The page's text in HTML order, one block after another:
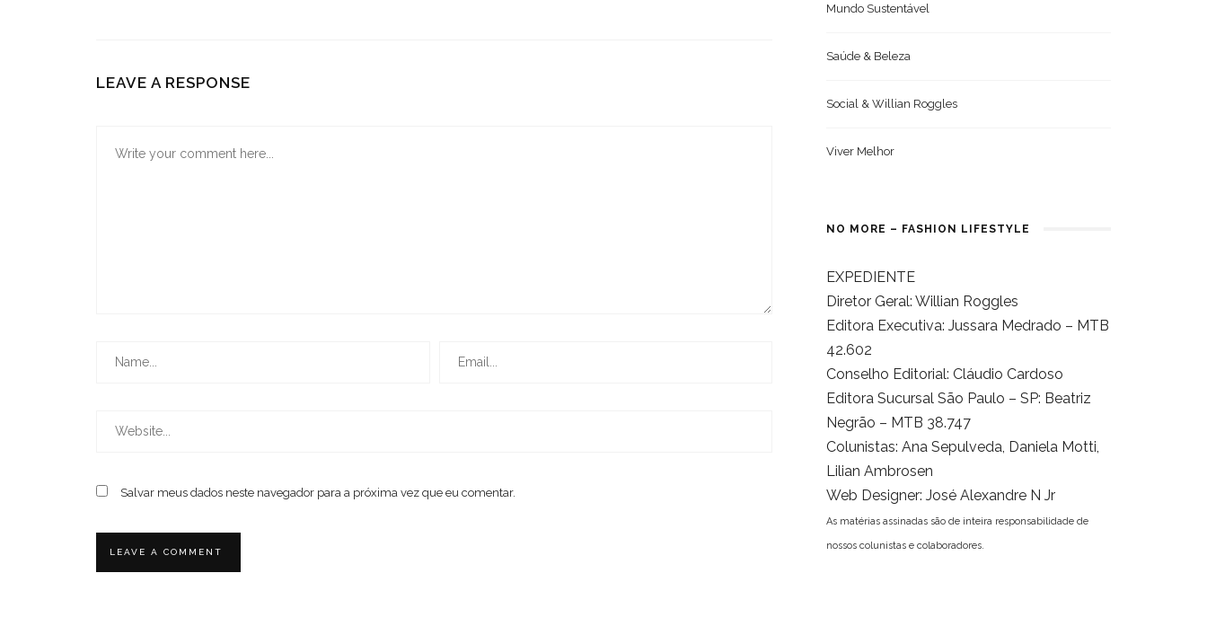
LEAVE A RESPONSE
Salvar meus dados neste navegador para a próxima vez que eu comentar.
Mundo Sustentável
Saúde & Beleza
Social & Willian Roggles
Viver Melhor
NO MORE – FASHION LIFESTYLE
EXPEDIENTE
Diretor Geral: Willian Roggles
Editora Executiva: Jussara Medrado – MTB
42.602
Conselho Editorial: Cláudio Cardoso
Editora Sucursal São Paulo – SP: Beatriz
Negrão – MTB 38.747
Colunistas: Ana Sepulveda, Daniela Motti,
Lilian Ambrosen
Web Designer: José Alexandre N Jr
As matérias assinadas são de inteira responsabilidade de
nossos colunistas e colaboradores.